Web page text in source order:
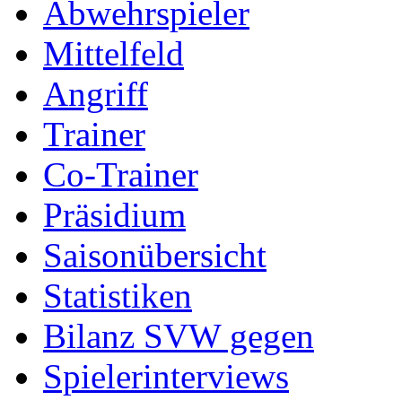
Abwehrspieler
Mittelfeld
Angriff
Trainer
Co-Trainer
Präsidium
Saisonübersicht
Statistiken
Bilanz SVW gegen
Spielerinterviews